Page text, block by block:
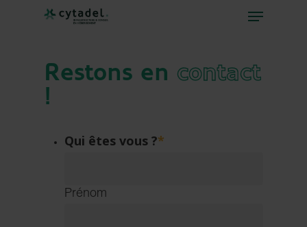
Restons en contact
!
Qui êtes vous ?*
Prénom